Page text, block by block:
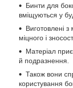
Бинти для
вміщуються у
Виготовлені
міцного і
Матеріал
й подразнення.
Також вони
користування